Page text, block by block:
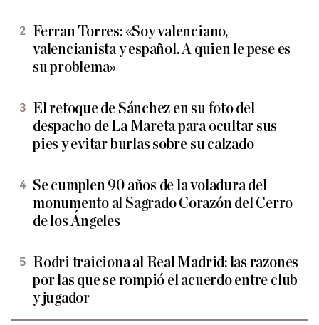
Ferran Torres: «Soy valenciano,
valencianista y español. A quien le pese es
su problema»
El retoque de Sánchez en su foto del
despacho de La Mareta para ocultar sus
pies y evitar burlas sobre su calzado
Se cumplen 90 años de la voladura del
monumento al Sagrado Corazón del Cerro
de los Ángeles
Rodri traiciona al Real Madrid: las razones
por las que se rompió el acuerdo entre club
y jugador